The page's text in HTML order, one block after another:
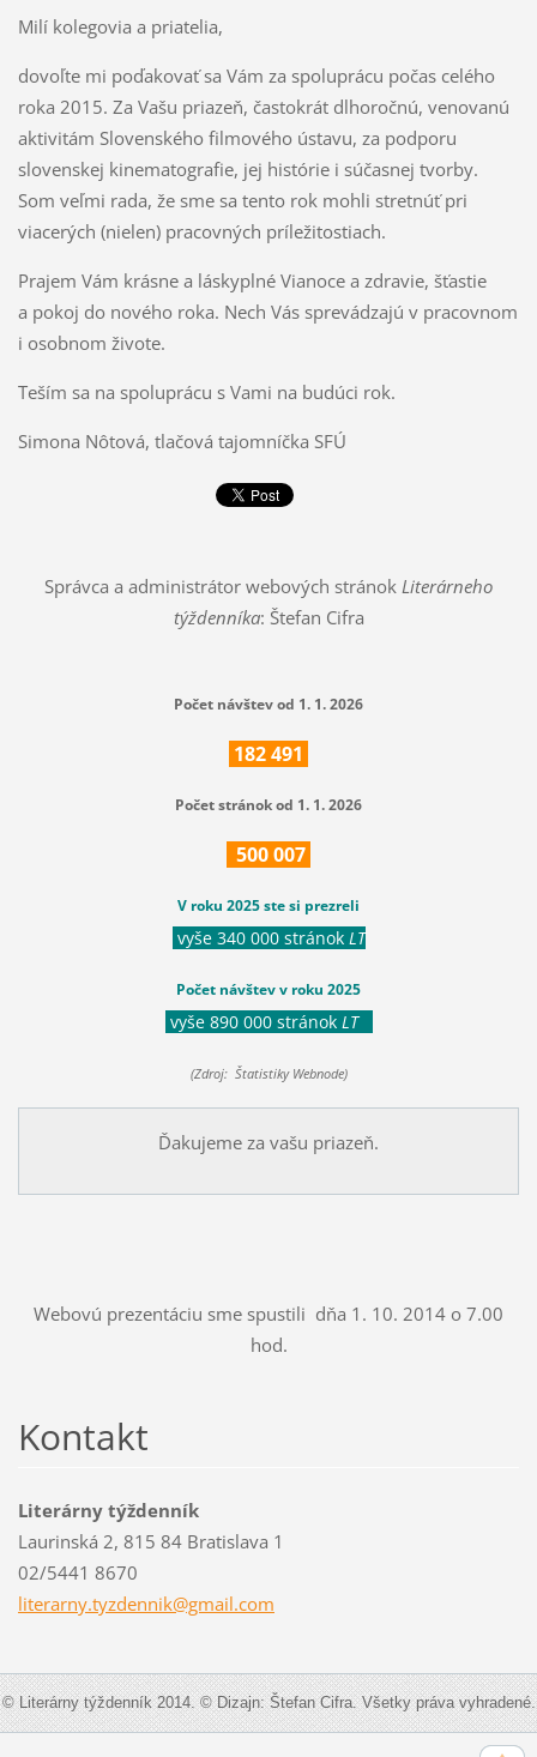
Milí kolegovia a priatelia,
dovoľte mi poďakovať sa Vám za spoluprácu počas celého
roka 2015. Za Vašu priazeň, častokrát dlhoročnú, venovanú
aktivitám Slovenského filmového ústavu, za podporu
slovenskej kinematografie, jej histórie i súčasnej tvorby.
Som veľmi rada, že sme sa tento rok mohli stretnúť pri
viacerých (nielen) pracovných príležitostiach.
Prajem Vám krásne a láskyplné Vianoce a zdravie, šťastie
a pokoj do nového roka. Nech Vás sprevádzajú v pracovnom
i osobnom živote.
Teším sa na spoluprácu s Vami na budúci rok.
Simona Nôtová, tlačová tajomníčka SFÚ
Správca a administrátor webových stránok Literárneho
týždenníka: Štefan Cifra
Počet návštev od 1. 1. 2026
182491
Počet stránok od 1. 1. 2026
500007
V roku 2025 ste si prezreli
vyše 340 000 stránok LT
Počet návštev v roku 2025
vyše 890 000 stránok LT
(Zdroj: Štatistiky Webnode)
Ďakujeme za vašu priazeň.
Webovú prezentáciu sme spustili dňa 1. 10. 2014 o 7.00
hod.
Kontakt
Literárny týždenník
Laurinská 2, 815 84 Bratislava 1
02/5441 8670
literarny.tyzdennik@gmail.com
© Literárny týždenník 2014. © Dizajn: Štefan Cifra. Všetky práva vyhradené.